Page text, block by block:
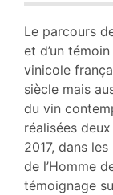
Plan
Texte
Illustrations
Citer cet
Auteurs
Le parcours
et d’un
vinicole
siècle mais
du vin
réalisées
2017, dans
de l’Homme
témoignage